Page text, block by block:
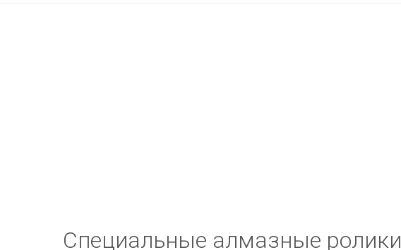
Специальные алмазные ролики